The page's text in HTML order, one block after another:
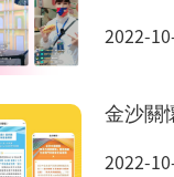
2022-
金沙關
2022-